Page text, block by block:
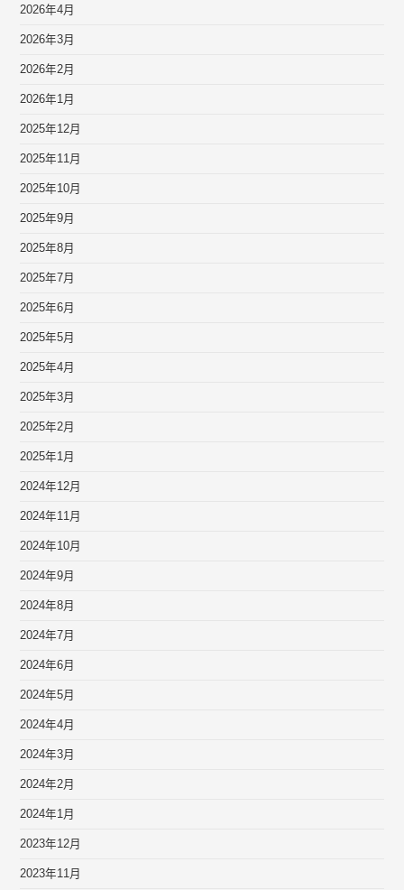
2026年4月
2026年3月
2026年2月
2026年1月
2025年12月
2025年11月
2025年10月
2025年9月
2025年8月
2025年7月
2025年6月
2025年5月
2025年4月
2025年3月
2025年2月
2025年1月
2024年12月
2024年11月
2024年10月
2024年9月
2024年8月
2024年7月
2024年6月
2024年5月
2024年4月
2024年3月
2024年2月
2024年1月
2023年12月
2023年11月